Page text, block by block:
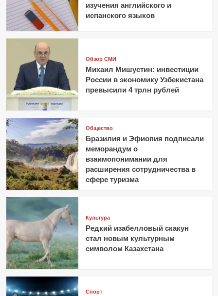
изучения английского и
испанского языков
Обзор СМИ
Михаил Мишустин: инвестиции
России в экономику Узбекистана
превысили 4 трлн рублей
Общество
Бразилия и Эфиопия подписали
меморандум о
взаимопонимании для
расширения сотрудничества в
сфере туризма
Культура
Редкий изабелловый скакун
стал новым культурным
символом Казахстана
Спорт